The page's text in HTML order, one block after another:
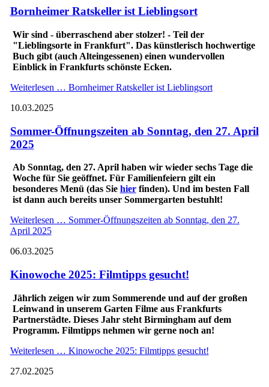
Bornheimer Ratskeller ist Lieblingsort
Wir sind - überraschend aber stolzer! - Teil der
"Lieblingsorte in Frankfurt". Das künstlerisch hochwertige
Buch gibt (auch Alteingessenen) einen wundervollen
Einblick in Frankfurts schönste Ecken.
Weiterlesen … Bornheimer Ratskeller ist Lieblingsort
10.03.2025
Sommer-Öffnungszeiten ab Sonntag, den 27. April
2025
Ab Sonntag, den 27. April haben wir wieder sechs Tage die
Woche für Sie geöffnet. Für Familienfeiern gilt ein
besonderes Menü (das Sie hierfinden). Und im besten Fall
ist dann auch bereits unser Sommergarten bestuhlt!
Weiterlesen … Sommer-Öffnungszeiten ab Sonntag, den 27.
April 2025
06.03.2025
Kinowoche 2025: Filmtipps gesucht!
Jährlich zeigen wir zum Sommerende und auf der großen
Leinwand in unserem Garten Filme aus Frankfurts
Partnerstädte. Dieses Jahr steht Birmingham auf dem
Programm. Filmtipps nehmen wir gerne noch an!
Weiterlesen … Kinowoche 2025: Filmtipps gesucht!
27.02.2025